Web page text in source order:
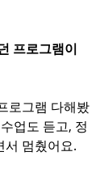
프로그램이
로그램 다해봤
업도 듣고, 정
서 멈췄어요.